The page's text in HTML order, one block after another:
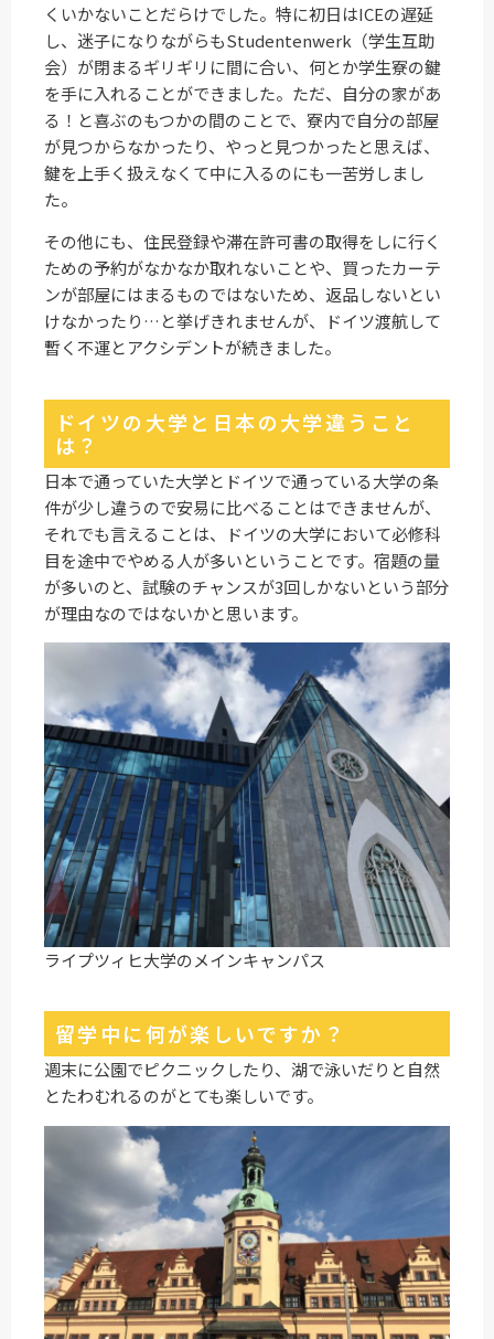
くいかないことだらけでした。特に初日はICEの遅延
し、迷子になりながらもStudentenwerk（学生互助
会）が閉まるギリギリに間に合い、何とか学生寮の鍵
を手に入れることができました。ただ、自分の家があ
る！と喜ぶのもつかの間のことで、寮内で自分の部屋
が見つからなかったり、やっと見つかったと思えば、
鍵を上手く扱えなくて中に入るのにも一苦労しまし
た。
その他にも、住民登録や滞在許可書の取得をしに行く
ための予約がなかなか取れないことや、買ったカーテ
ンが部屋にはまるものではないため、返品しないとい
けなかったり…と挙げきれませんが、ドイツ渡航して
暫く不運とアクシデントが続きました。
ドイツの大学と日本の大学違うこと
は？
日本で通っていた大学とドイツで通っている大学の条
件が少し違うので安易に比べることはできませんが、
それでも言えることは、ドイツの大学において必修科
目を途中でやめる人が多いということです。宿題の量
が多いのと、試験のチャンスが3回しかないという部分
が理由なのではないかと思います。
ライプツィヒ大学のメインキャンパス
留学中に何が楽しいですか？
週末に公園でピクニックしたり、湖で泳いだりと自然
とたわむれるのがとても楽しいです。